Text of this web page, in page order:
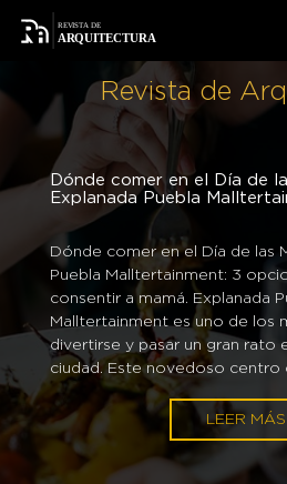
Revista de
Prepárate para consentir a tu
celebración más. Compra tus
padre en éstas tiendas de
Forum Cuernavaca, el
una de las mejores opciones
ocasión. Con el día del padre
LEER MÁS
Dónde comer en el Día de
Explanada Puebla
Dónde comer en el Día de las
Puebla Malltertainment: 3
consentir a mamá. Explanada
Malltertainment es uno de los
divertirse y pasar un gran rato
ciudad. Este novedoso centro
LEER MÁS
Aquí puedes descubrir 4
puedes llevar a mamá para
en Forum Buenavista y comer
uno de los meses más
mexicanos: mayo. Y no solo
hay un par de […]
LEER MÁS
Te presentamos dos formas
primera instancia no tienen
que sin embargo, juntas
La moda y la arquitectura han
sus inicios un objetivo en
una necesidad en una […]
LEER MÁS